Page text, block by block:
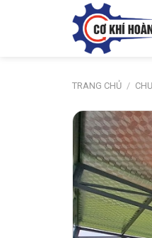
TRANG CHỦ /